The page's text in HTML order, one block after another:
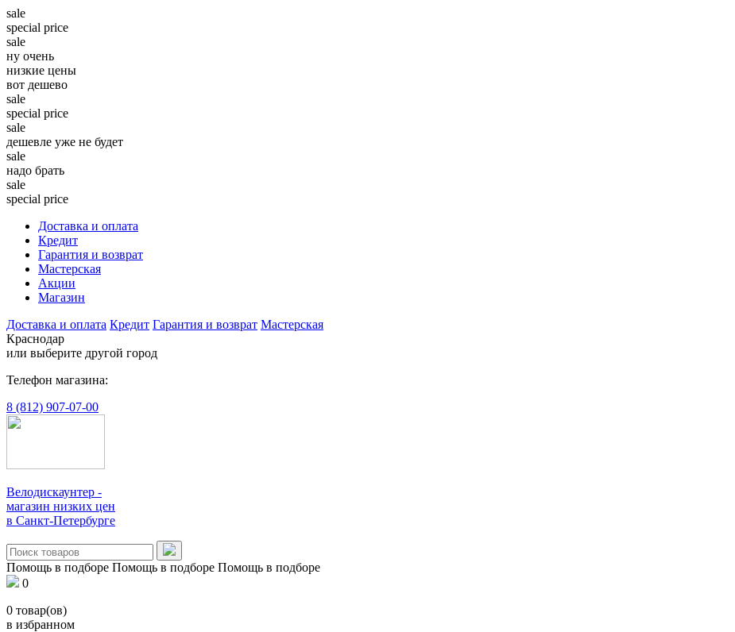
sale
special price
sale
ну очень
низкие цены
вот дешево
sale
special price
sale
дешевле уже не будет
sale
надо брать
sale
special price
Доставка и оплата
Кредит
Гарантия и возврат
Мастерская
Акции
Магазин
Доставка и оплата Кредит Гарантия и возврат Мастерская
Краснодар
или выберите другой город
Телефон магазина:
8 (812) 907-07-00
Велодискаунтер -
магазин низких цен
в Санкт-Петербурге
Помощь в подборе Помощь в подборе Помощь в подборе
0
0 товар(ов)
в избранном